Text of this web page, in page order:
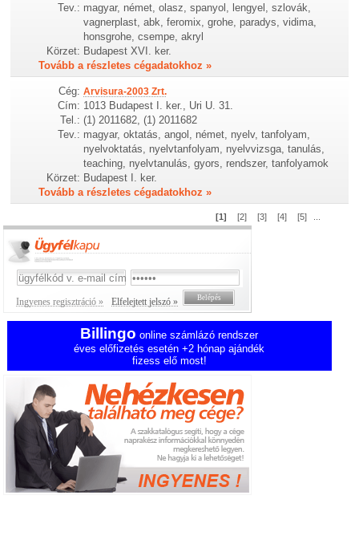
Tev.: magyar, német, olasz, spanyol, lengyel, szlovák,
vagnerplast, abk, feromix, grohe, paradys, vidima,
honsgrohe, csempe, akryl
Körzet: Budapest XVI. ker.
Tovább a részletes cégadatokhoz »
Cég: Arvisura-2003 Zrt.
Cím: 1013 Budapest I. ker., Uri U. 31.
Tel.: (1) 2011682, (1) 2011682
Tev.: magyar, oktatás, angol, német, nyelv, tanfolyam,
nyelvoktatás, nyelvtanfolyam, nyelvvizsga, tanulás,
teaching, nyelvtanulás, gyors, rendszer, tanfolyamok
Körzet: Budapest I. ker.
Tovább a részletes cégadatokhoz »
[1] [2] [3] [4] [5] ...
Ingyenes regisztráció » Elfelejtett jelszó »
Billingo online számlázó rendszer
éves előfizetés esetén +2 hónap ajándék
fizess elő most!